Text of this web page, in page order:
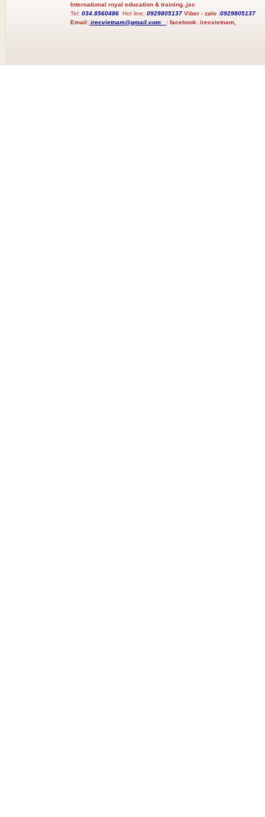
International royal education & training.,jsc
Tel:034.8560486Hot line; 0929805137 Viber - zalo :0929805137
Email: irecvietnam@gmail.com :facebook: irecvietnam,